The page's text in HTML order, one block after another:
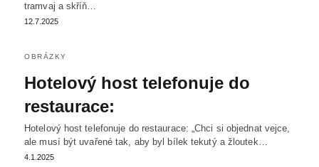
tramvaj a skříň…
12.7.2025
OBRÁZKY
Hotelový host telefonuje do
restaurace:
Hotelový host telefonuje do restaurace: „Chci si objednat vejce,
ale musí být uvařené tak, aby byl bílek tekutý a žloutek…
4.1.2025